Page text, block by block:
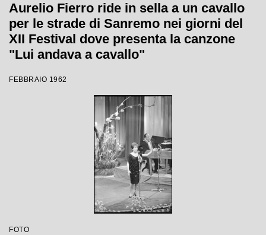
Aurelio Fierro ride in sella a un cavallo
per le strade di Sanremo nei giorni del
XII Festival dove presenta la canzone
"Lui andava a cavallo"
FEBBRAIO 1962
FOTO